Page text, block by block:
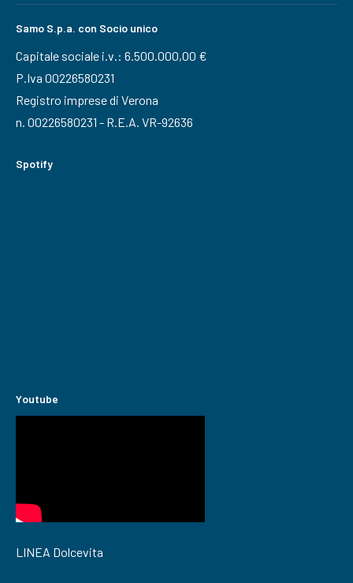
Samo S.p.a. con Socio unico
Capitale sociale i.v.: 6.500.000,00 €
P.Iva 00226580231
Registro imprese di Verona
n. 00226580231 - R.E.A. VR-92636
Spotify
Youtube
LINEA Dolcevita